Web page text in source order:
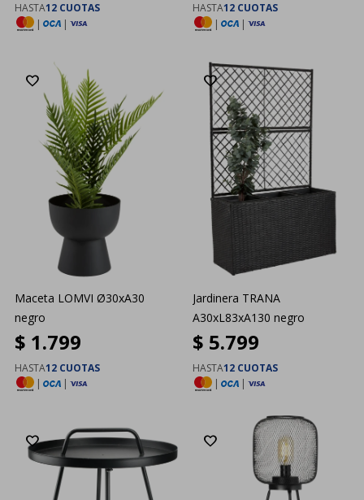
HASTA12 CUOTAS
|
|
HASTA12 CUOTAS
|
|
Maceta LOMVI Ø30xA30
negro
$ 1.799
HASTA12 CUOTAS
|
|
Jardinera TRANA
A30xL83xA130 negro
$ 5.799
HASTA12 CUOTAS
|
|